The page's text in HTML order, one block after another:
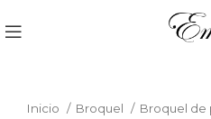
Inicio Broquel
Broquel de